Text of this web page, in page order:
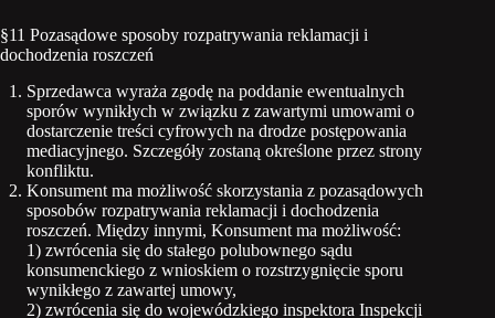
§11 Pozasądowe sposoby rozpatrywania reklamacji i
dochodzenia roszczeń
Sprzedawca wyraża zgodę na poddanie ewentualnych
sporów wynikłych w związku z zawartymi umowami o
dostarczenie treści cyfrowych na drodze postępowania
mediacyjnego. Szczegóły zostaną określone przez strony
konfliktu.
Konsument ma możliwość skorzystania z pozasądowych
sposobów rozpatrywania reklamacji i dochodzenia
roszczeń. Między innymi, Konsument ma możliwość:
1) zwrócenia się do stałego polubownego sądu
konsumenckiego z wnioskiem o rozstrzygnięcie sporu
wynikłego z zawartej umowy,
2) zwrócenia się do wojewódzkiego inspektora Inspekcji